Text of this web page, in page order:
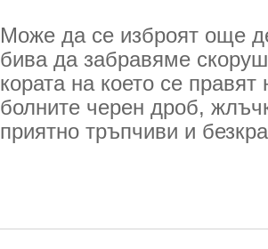
Може да се изброят още
бива да забравяме
кората на което се
болните черен дроб,
приятно тръпчиви и